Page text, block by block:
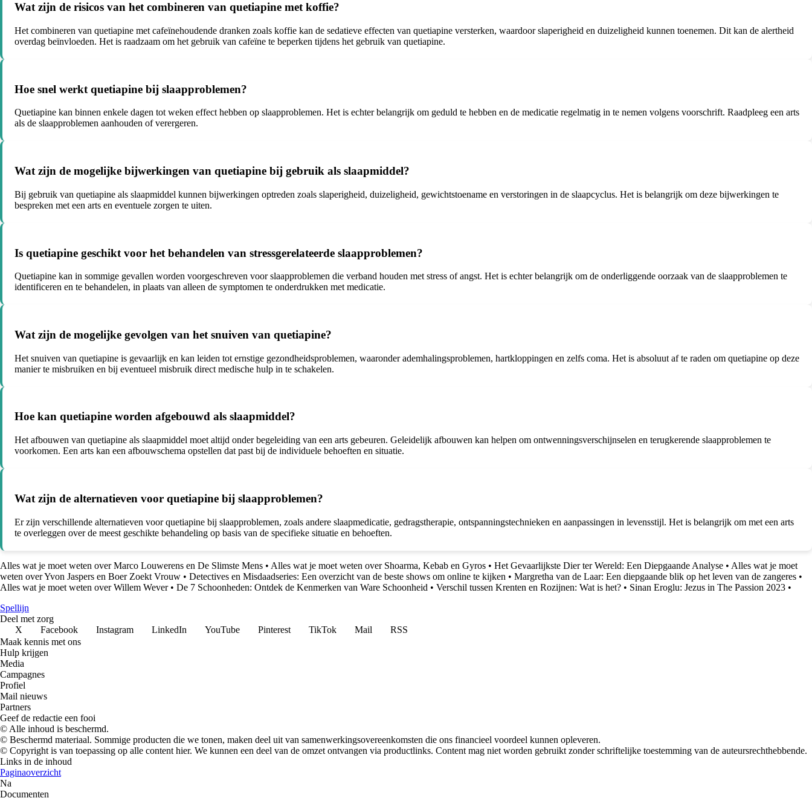
Wat zijn de risicos van het combineren van quetiapine met koffie?
Het combineren van quetiapine met cafeïnehoudende dranken zoals koffie kan de sedatieve effecten van quetiapine versterken, waardoor slaperigheid en duizeligheid kunnen toenemen. Dit kan de alertheid
overdag beïnvloeden. Het is raadzaam om het gebruik van cafeïne te beperken tijdens het gebruik van quetiapine.
Hoe snel werkt quetiapine bij slaapproblemen?
Quetiapine kan binnen enkele dagen tot weken effect hebben op slaapproblemen. Het is echter belangrijk om geduld te hebben en de medicatie regelmatig in te nemen volgens voorschrift. Raadpleeg een arts
als de slaapproblemen aanhouden of verergeren.
Wat zijn de mogelijke bijwerkingen van quetiapine bij gebruik als slaapmiddel?
Bij gebruik van quetiapine als slaapmiddel kunnen bijwerkingen optreden zoals slaperigheid, duizeligheid, gewichtstoename en verstoringen in de slaapcyclus. Het is belangrijk om deze bijwerkingen te
bespreken met een arts en eventuele zorgen te uiten.
Is quetiapine geschikt voor het behandelen van stressgerelateerde slaapproblemen?
Quetiapine kan in sommige gevallen worden voorgeschreven voor slaapproblemen die verband houden met stress of angst. Het is echter belangrijk om de onderliggende oorzaak van de slaapproblemen te
identificeren en te behandelen, in plaats van alleen de symptomen te onderdrukken met medicatie.
Wat zijn de mogelijke gevolgen van het snuiven van quetiapine?
Het snuiven van quetiapine is gevaarlijk en kan leiden tot ernstige gezondheidsproblemen, waaronder ademhalingsproblemen, hartkloppingen en zelfs coma. Het is absoluut af te raden om quetiapine op deze
manier te misbruiken en bij eventueel misbruik direct medische hulp in te schakelen.
Hoe kan quetiapine worden afgebouwd als slaapmiddel?
Het afbouwen van quetiapine als slaapmiddel moet altijd onder begeleiding van een arts gebeuren. Geleidelijk afbouwen kan helpen om ontwenningsverschijnselen en terugkerende slaapproblemen te
voorkomen. Een arts kan een afbouwschema opstellen dat past bij de individuele behoeften en situatie.
Wat zijn de alternatieven voor quetiapine bij slaapproblemen?
Er zijn verschillende alternatieven voor quetiapine bij slaapproblemen, zoals andere slaapmedicatie, gedragstherapie, ontspanningstechnieken en aanpassingen in levensstijl. Het is belangrijk om met een arts
te overleggen over de meest geschikte behandeling op basis van de specifieke situatie en behoeften.
Alles wat je moet weten over Marco Louwerens en De Slimste Mens • Alles wat je moet weten over Shoarma, Kebab en Gyros • Het Gevaarlijkste Dier ter Wereld: Een Diepgaande Analyse • Alles wat je moet
weten over Yvon Jaspers en Boer Zoekt Vrouw • Detectives en Misdaadseries: Een overzicht van de beste shows om online te kijken • Margretha van de Laar: Een diepgaande blik op het leven van de zangeres •
Alles wat je moet weten over Willem Wever• De 7 Schoonheden: Ontdek de Kenmerken van Ware Schoonheid • Verschil tussen Krenten en Rozijnen: Wat is het? • Sinan Eroglu: Jezus in The Passion 2023 •
Spellijn
Deel met zorg
X
Facebook Instagram LinkedIn YouTube Pinterest TikTok Mail
RSS
Maak kennis met ons
Hulp krijgen
Media
Campagnes
Profiel
Mail nieuws
Partners
Geef de redactie een fooi
© Alle inhoud is beschermd.
© Beschermd materiaal. Sommige producten die we tonen, maken deel uit van samenwerkingsovereenkomsten die ons financieel voordeel kunnen opleveren.
© Copyright is van toepassing op alle content hier. We kunnen een deel van de omzet ontvangen via productlinks. Content mag niet worden gebruikt zonder schriftelijke toestemming van de auteursrechthebbende.
Links in de inhoud
Paginaoverzicht
Na
Documenten